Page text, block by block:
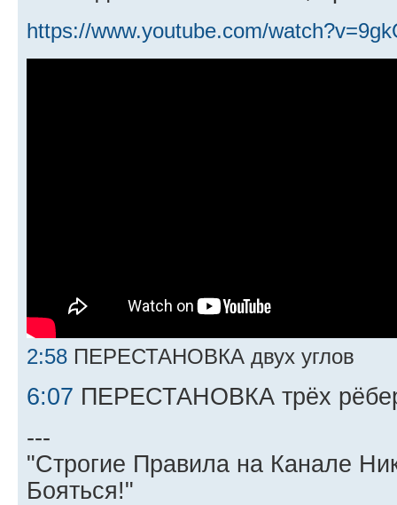
https://www.youtube.com/
2:58 ПЕРЕСТАНОВКА двух углов
6:07 ПЕРЕСТАНОВКА трёх
---
"Строгие Правила на Канале
Бояться!"